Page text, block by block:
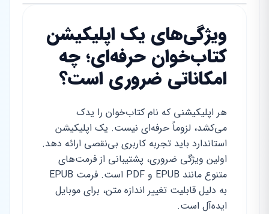
ویژگی‌های یک اپلیکیشن
کتاب‌خوان حرفه‌ای؛ چه
امکاناتی ضروری است؟
هر اپلیکیشنی که نام کتاب‌خوان را یدک
می‌کشد، لزوماً حرفه‌ای نیست. یک اپلیکیشن
استاندارد باید تجربه کاربری بی‌نقصی ارائه دهد.
اولین ویژگی ضروری، پشتیبانی از فرمت‌های
متنوع مانند EPUB و PDF است. فرمت EPUB
به دلیل قابلیت تغییر اندازه متن، برای موبایل
ایده‌آل است.